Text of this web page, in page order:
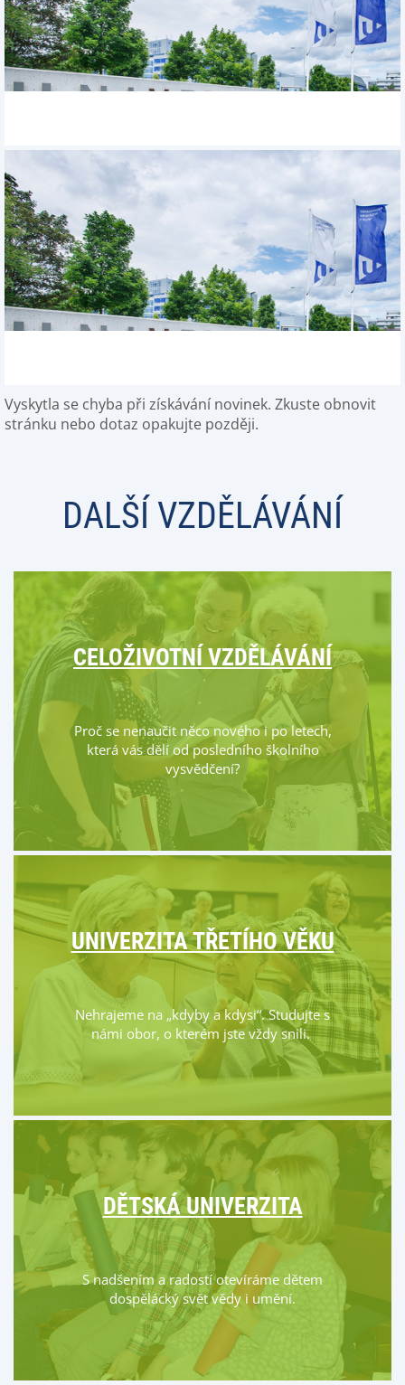
Vyskytla se chyba při získávání novinek. Zkuste obnovit
stránku nebo dotaz opakujte později.
DALŠÍ VZDĚLÁVÁNÍ
CELOŽIVOTNÍ VZDĚLÁVÁNÍ
Proč se nenaučit něco nového i po letech,
která vás dělí od posledního školního
vysvědčení?
UNIVERZITA TŘETÍHO VĚKU
Nehrajeme na „kdyby a kdysi“. Studujte s
námi obor, o kterém jste vždy snili.
DĚTSKÁ UNIVERZITA
S nadšením a radostí otevíráme dětem
dospělácký svět vědy i umění.